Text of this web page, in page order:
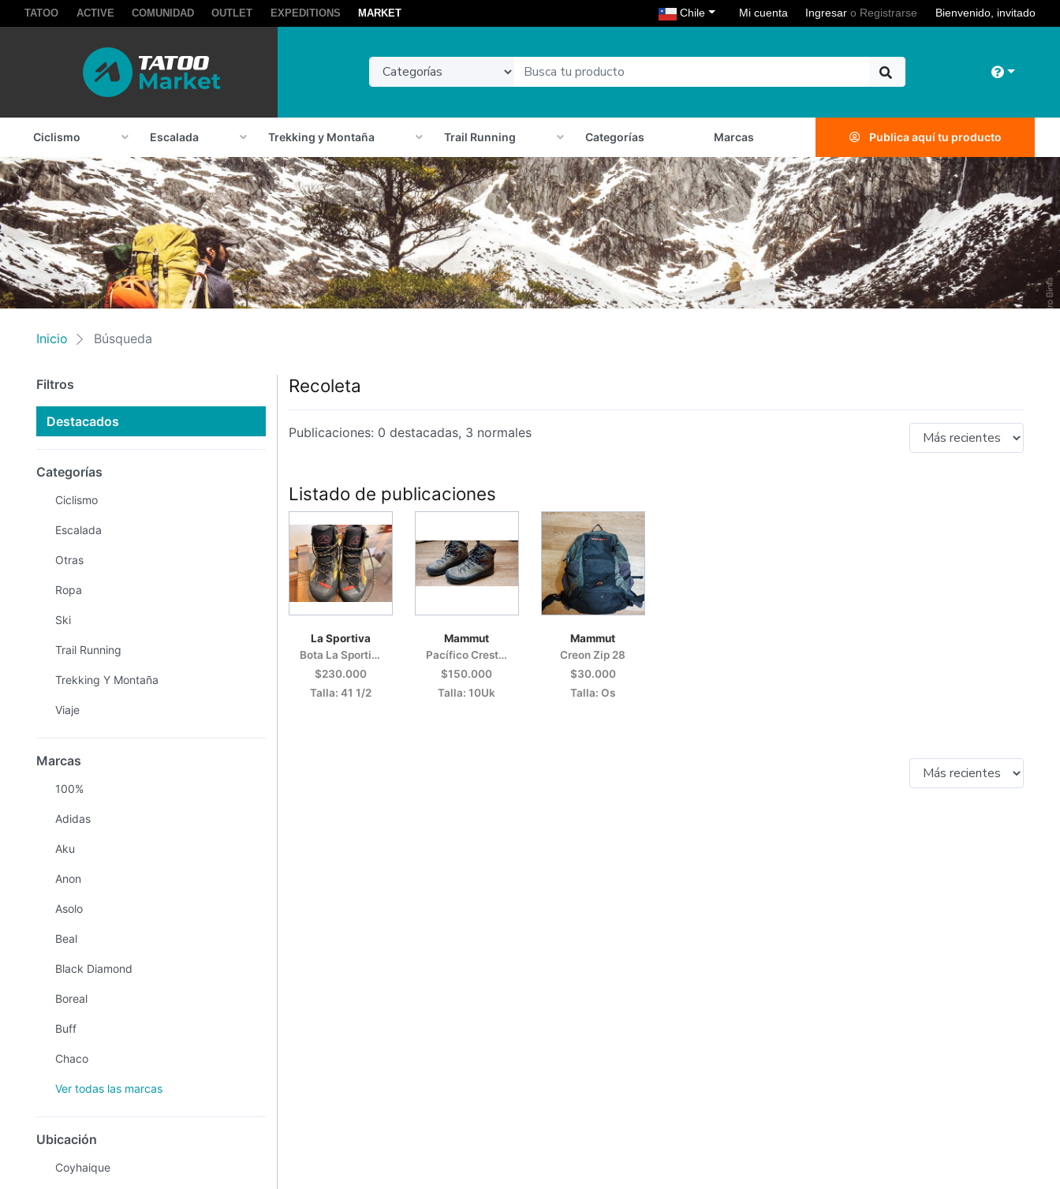
TATOO ACTIVE COMUNIDAD OUTLET EXPEDITIONS MARKET ChileToggle Dropdown
Mi cuenta Ingresar o Registrarse Bienvenido, invitado
Toggle
Ciclismo Escalada Trekking y Montaña Trail Running Categorías Marcas Publica aquí tu producto
Inicio Búsqueda
Filtros
Destacados
Categorías
Ciclismo
Escalada
Otras
Ropa
Ski
Trail Running
Trekking Y Montaña
Viaje
Marcas
100%
Adidas
Aku
Anon
Asolo
Beal
Black Diamond
Boreal
Buff
Chaco
Ver todas las marcas
Ubicación
Coyhaique
Recoleta
Publicaciones: 0 destacadas, 3 normales
Listado de publicaciones
La Sportiva
Bota La Sportiva Trango Tech Gtx
$230.000
Talla: 41 1/2
Mammut
Pacífico Crest Gtx
$150.000
Talla: 10Uk
Mammut
Creon Zip 28
$30.000
Talla: Os